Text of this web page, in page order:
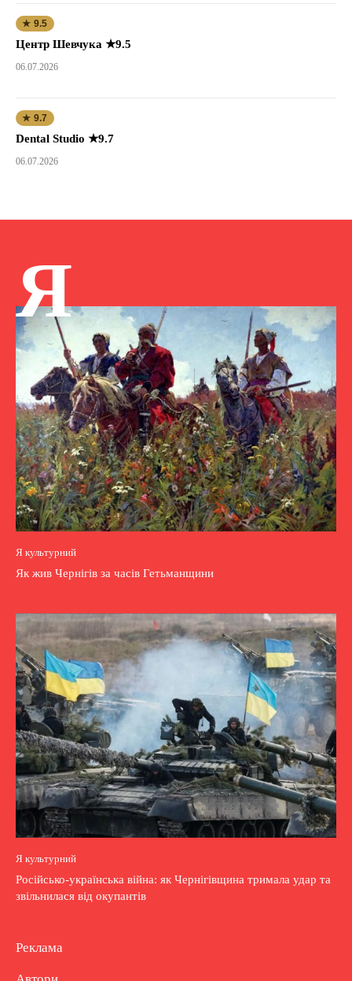
★ 9.5
Центр Шевчука ★9.5
06.07.2026
★ 9.7
Dental Studio ★9.7
06.07.2026
Я
Я культурний
Як жив Чернігів за часів Гетьманщини
Я культурний
Російсько-українська війна: як Чернігівщина тримала удар та
звільнилася від окупантів
Реклама